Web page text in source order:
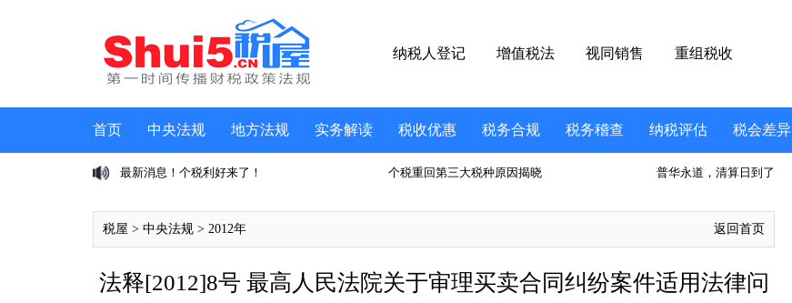
纳税人登记 增值税法 视同销售 重组税收
首页 中央法规 地方法规 实务解读 税收优惠 税务合规 税务稽查 纳税评估 税会差异
最新消息！个税利好来了！ 个税重回第三大税种原因揭晓 普华永道，清算日到了
税屋 > 中央法规 > 2012年 返回首页
法释[2012]8号 最高人民法院关于审理买卖合同纠纷案件适用法律问